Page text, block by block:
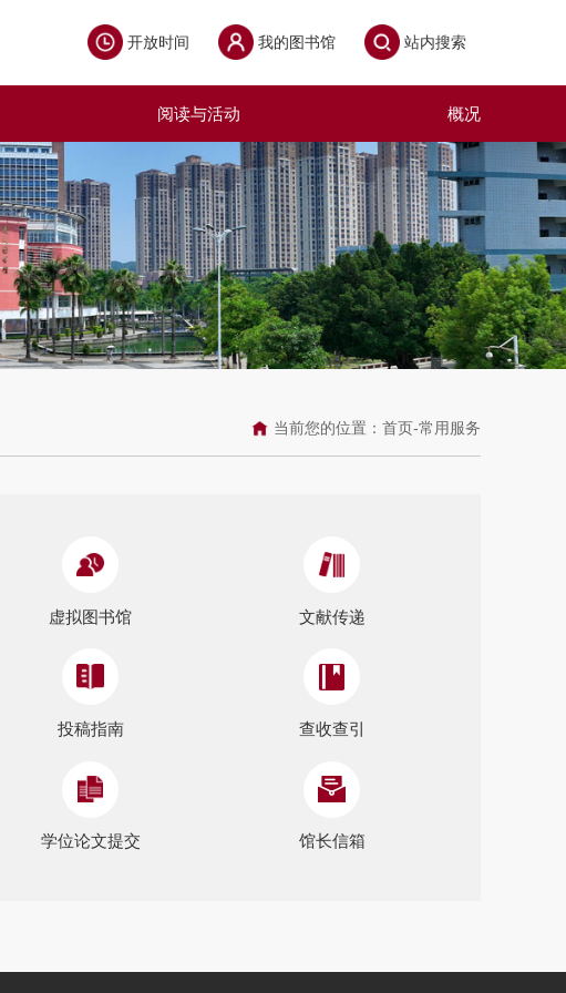
开放时间 我的图书馆 站内搜索
阅读与活动 概况
当前您的位置： 首页-常用服务
虚拟图书馆 文献传递
投稿指南 查收查引
学位论文提交 馆长信箱